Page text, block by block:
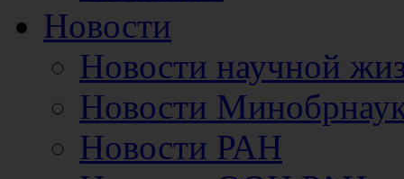
Новости
Новости научной
Новости
Новости РАН